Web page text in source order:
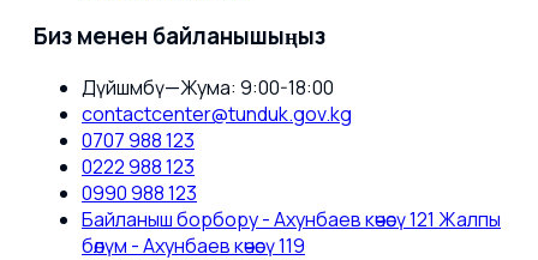
Биз менен байланышыңыз
Дүйшөмбү—Жума: 9:00-18:00
contactcenter@tunduk.gov.kg
0707 988 123
0222 988 123
0990 988 123
Байланыш борбору - Ахунбаев көчөсү 121 Жалпы
бөлүм - Ахунбаев көчөсү 119